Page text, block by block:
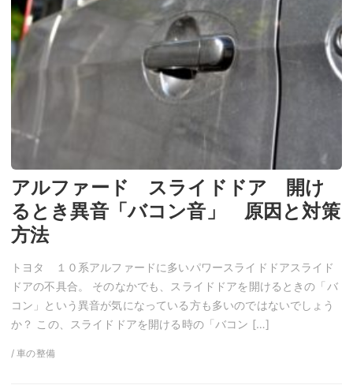
アルファード スライドドア 開け
るとき異音「バコン音」 原因と対策
方法
トヨタ １０系アルファードに多いパワースライドドアスライド
ドアの不具合。 そのなかでも、スライドドアを開けるときの「バ
コン」という異音が気になっている方も多いのではないでしょう
か？ この、スライドドアを開ける時の「バコン […]
/ 車の整備